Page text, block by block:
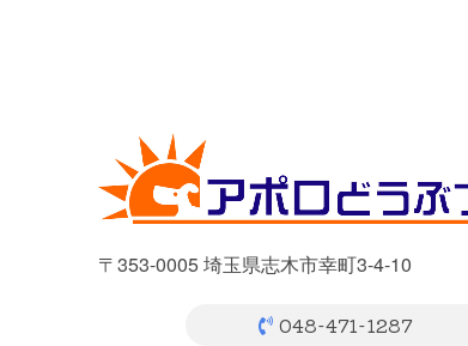
〒353-0005 埼玉県志木市幸町3-4-10
048-471-1287